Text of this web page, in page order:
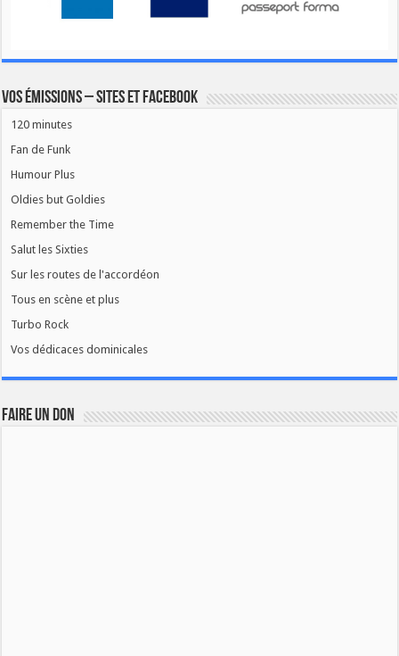
Vos émissions – Sites et Facebook
120 minutes
Fan de Funk
Humour Plus
Oldies but Goldies
Remember the Time
Salut les Sixties
Sur les routes de l'accordéon
Tous en scène et plus
Turbo Rock
Vos dédicaces dominicales
FAIRE UN DON